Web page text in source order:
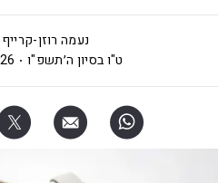
נעמה רוזן-קרייף
ט"ו בסיון ה׳תשפ"ו